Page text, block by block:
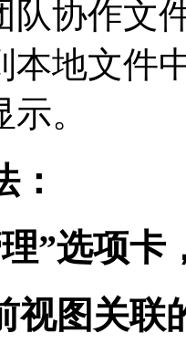
队协作文
本地文件
。
：
”选项卡
视图关联